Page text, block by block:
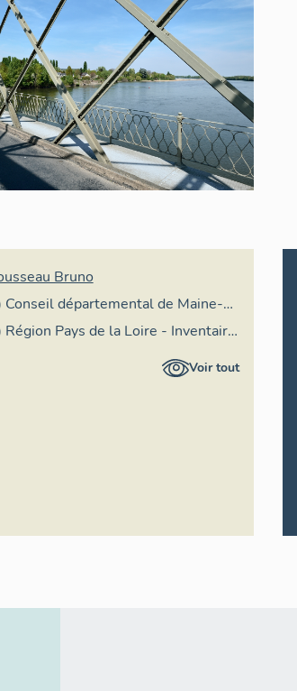
Bruno
Conseil départemental de Maine-
Loire - Conservation
du patrimoine
Région Pays de la Loire - Inventaire
Voir tout